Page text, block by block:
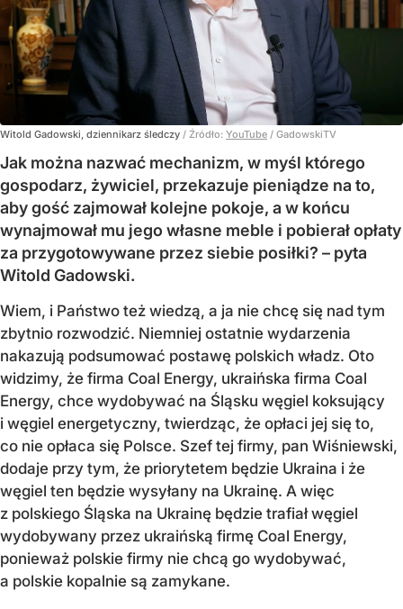
Witold Gadowski, dziennikarz śledczy / Źródło: YouTube / GadowskiTV
Jak można nazwać mechanizm, w myśl którego
gospodarz, żywiciel, przekazuje pieniądze na to,
aby gość zajmował kolejne pokoje, a w końcu
wynajmował mu jego własne meble i pobierał opłaty
za przygotowywane przez siebie posiłki? – pyta
Witold Gadowski.
Wiem, i Państwo też wiedzą, a ja nie chcę się nad tym
zbytnio rozwodzić. Niemniej ostatnie wydarzenia
nakazują podsumować postawę polskich władz. Oto
widzimy, że firma Coal Energy, ukraińska firma Coal
Energy, chce wydobywać na Śląsku węgiel koksujący
i węgiel energetyczny, twierdząc, że opłaci jej się to,
co nie opłaca się Polsce. Szef tej firmy, pan Wiśniewski,
dodaje przy tym, że priorytetem będzie Ukraina i że
węgiel ten będzie wysyłany na Ukrainę. A więc
z polskiego Śląska na Ukrainę będzie trafiał węgiel
wydobywany przez ukraińską firmę Coal Energy,
ponieważ polskie firmy nie chcą go wydobywać,
a polskie kopalnie są zamykane.